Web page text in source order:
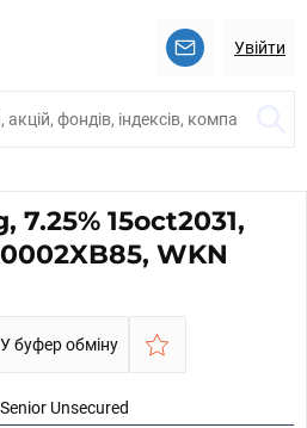
Увійти
7.25% 15oct2031,
WKN
У буфер обміну
Unsecured